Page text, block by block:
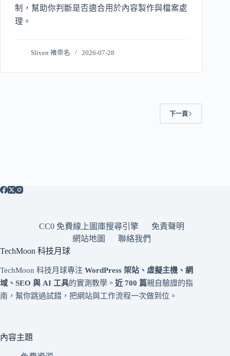
制，幫助你判斷是否適合用於內容製作與檔案處
理。
Sliven 褚崇名 2026-07-28
下一頁
CC0 免費線上圖庫搜尋引擎
免責聲明
網站地圖
聯絡我們
TechMoon 科技月球
TechMoon 科技月球專注 WordPress 架站、虛擬主機、網
域、SEO 與 AI 工具的實測教學。 近 700 篇親自驗證的指
南，幫你跳過試錯，把網站與工作流程一次做到位。
內容主題